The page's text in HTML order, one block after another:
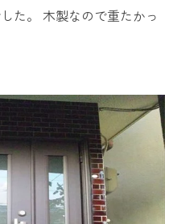
た。 木製なので重たかっ